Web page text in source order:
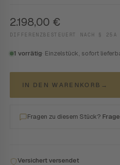
2.198,00 €
DIFFERENZBESTEUERT NACH § 25A
1 vorrätig· Einzelstück, sofort
IN DEN WARENKORB →
Fragen zu diesem Stück?
Versichert versendet